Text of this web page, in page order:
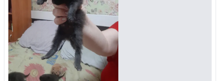
Личный кабинет
Управляйте объявлениями, отслеживайте
публикации и получайте сообщения
Войти или зарегистрироваться